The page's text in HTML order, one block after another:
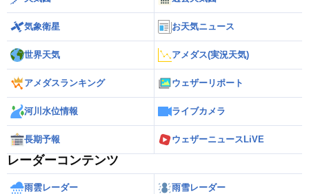
気象衛星 お天気ニュース
世界天気 アメダス(実況天気)
アメダスランキング ウェザーリポート
河川水位情報 ライブカメラ
長期予報 ウェザーニュースLiVE
レーダーコンテンツ
雨雲レーダー 雨雪レーダー